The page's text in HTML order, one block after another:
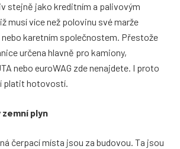
stejně jako kreditním a palivovým
musí více než polovinu své marže
karetním společnostem. Přestože
určena hlavně pro kamiony,
nebo euroWAG zde nenajdete. I proto
platit hotovostí.
plyn
čerpací místa jsou za budovou. Ta jsou